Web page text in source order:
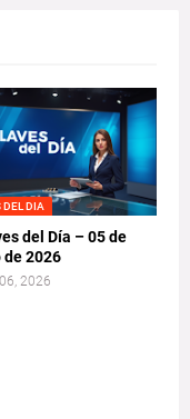
DEL DIA
del Día – 05 de
de 2026
2026